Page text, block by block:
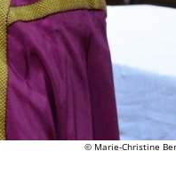
© Marie-Christine